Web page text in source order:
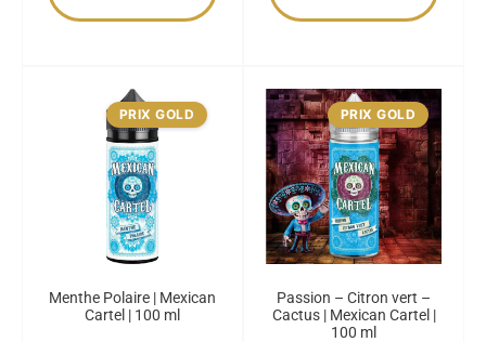
PRIX GOLD
Menthe Polaire | Mexican
Cartel | 100 ml
PRIX GOLD
Passion – Citron vert –
Cactus | Mexican Cartel |
100 ml